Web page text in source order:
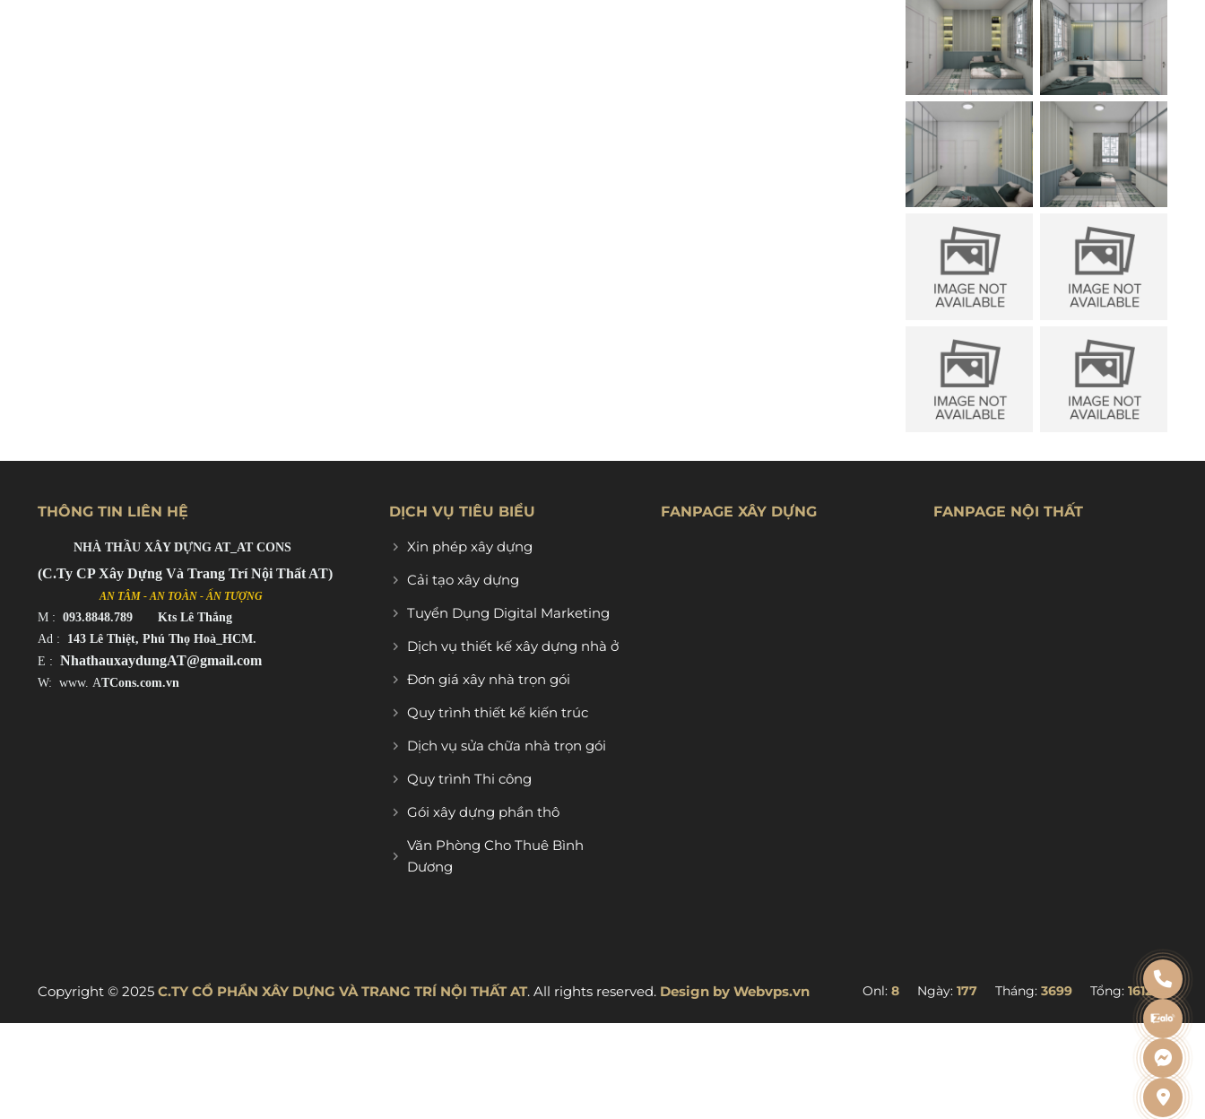
THÔNG TIN LIÊN HỆ
NHÀ THẦU XÂY DỰNG AT_AT CONS
(C.Ty CP Xây Dựng Và Trang Trí Nội Thất AT)
AN TÂM - AN TOÀN - ẤN TƯỢNG
M : 093.8848.789 Kts Lê Thắng
Ad : 143 Lê Thiệt, Phú Thọ Hoà_HCM.
E : NhathauxaydungAT@gmail.com
W: www. ATCons.com.vn
DỊCH VỤ TIÊU BIỂU
Xin phép xây dựng
Cải tạo xây dựng
Tuyển Dụng Digital Marketing
Dịch vụ thiết kế xây dựng nhà ở
Đơn giá xây nhà trọn gói
Quy trình thiết kế kiến trúc
Dịch vụ sửa chữa nhà trọn gói
Quy trình Thi công
Gói xây dựng phần thô
Văn Phòng Cho Thuê Bình
Dương
FANPAGE XÂY DỰNG FANPAGE NỘI THẤT
Copyright © 2025 C.TY CỔ PHẦN XÂY DỰNG VÀ TRANG TRÍ NỘI THẤT AT. All rights reserved. Design by Webvps.vn Onl: 8 Ngày: 177 Tháng: 3699 Tổng: 161258